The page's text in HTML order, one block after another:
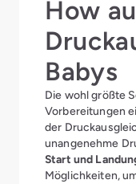
How
Babys
Die wohl größte
Vorbereitungen
der
unangenehme
Start und
Möglichkeiten,